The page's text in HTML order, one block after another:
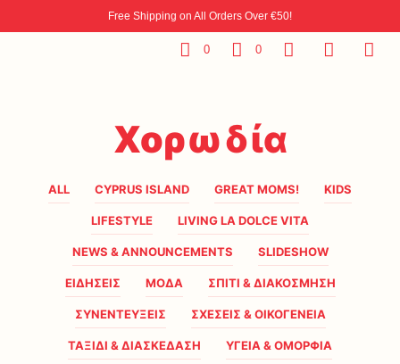
Free Shipping on All Orders Over €50!
0 0
Χορωδία
ALL CYPRUS ISLAND GREAT MOMS! KIDS
LIFESTYLE LIVING LA DOLCE VITA
NEWS & ANNOUNCEMENTS SLIDESHOW
ΕΙΔΗΣΕΙΣ ΜΟΔΑ ΣΠΙΤΙ & ΔΙΑΚΟΣΜΗΣΗ
ΣΥΝΕΝΤΕΥΞΕΙΣ ΣΧΕΣΕΙΣ & ΟΙΚΟΓΕΝΕΙΑ
ΤΑΞΙΔΙ & ΔΙΑΣΚΕΔΑΣΗ ΥΓΕΙΑ & ΟΜΟΡΦΙΑ